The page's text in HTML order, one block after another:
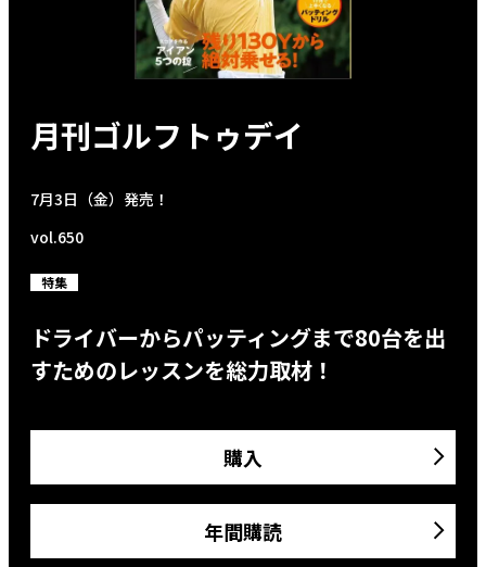
月刊ゴルフトゥデイ
7月3日（金）発売！
vol.650
特集
ドライバーからパッティングまで80台を出
すためのレッスンを総力取材！
購入
年間購読